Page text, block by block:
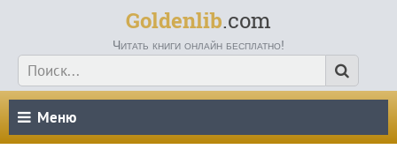
Goldenlib.com
Читать книги онлайн бесплатно!
Меню